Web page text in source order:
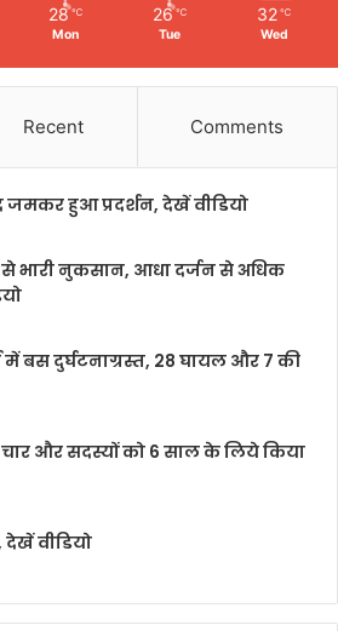
28 ℃
Mon
26 ℃
Tue
32 ℃
Wed
Recent Comments
जमकर हुआ प्रदर्शन, देखें वीडियो
से भारी नुकसान, आधा दर्जन से अधिक
में बस दुर्घटनाग्रस्त, 28 घायल और 7 की
चार और सदस्यों को 6 साल के लिये किया
देखें वीडियो